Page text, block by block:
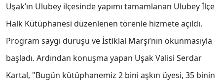
Uşak’ın Ulubey ilçesinde yapımı tamamlanan Ulubey İlçe
Halk Kütüphanesi düzenlenen törenle hizmete açıldı.
Program saygı duruşu ve İstiklal Marşı’nın okunmasıyla
başladı. Ardından konuşma yapan Uşak Valisi Serdar
Kartal, "Bugün kütüphanemiz 2 bini aşkın üyesi, 35 binin